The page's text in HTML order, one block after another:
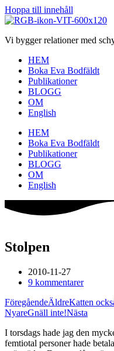
Hoppa till innehåll
Vi bygger relationer med
HEM
Boka Eva Bodfäldt
Publikationer
BLOGG
OM
English
HEM
Boka Eva Bodfäldt
Publikationer
BLOGG
OM
English
Stolpen
2010-11-27
9 kommentarer
FöregåendeÄldreKatten
NyareGnäll inte!Nästa
I torsdags hade jag den
femtiotal personer hade